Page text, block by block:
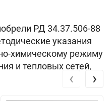
РД 34.37.506-88
указания
химическому режиму
и тепловых сетей,
‹ ›